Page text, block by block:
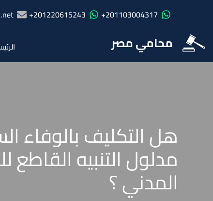
201103004317+
201220615243+
محامي مصر
هل التكليف بالوفاء
المدني ؟